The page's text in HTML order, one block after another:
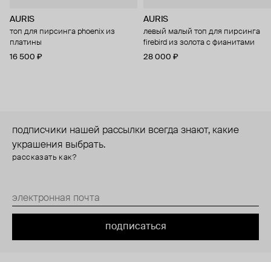
AURIS
топ для пирсинга phoenix из
платины
16 500 ₽
AURIS
левый малый топ для пирсинга
firebird из золота с фианитами
28 000 ₽
подписчики нашей рассылки всегда знают, какие
украшения выбрать.
рассказать как?
подписаться